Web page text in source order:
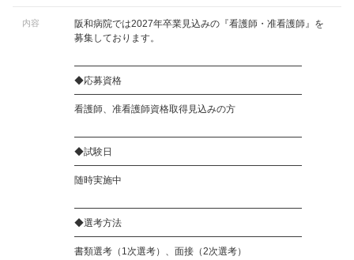
内容
阪和病院では2027年卒業見込みの『看護師・准看護師』を
募集しております。
━━━━━━━━━━━━━━━━━━━━━━━━
◆応募資格
━━━━━━━━━━━━━━━━━━━━━━━━
看護師、准看護師資格取得見込みの方
━━━━━━━━━━━━━━━━━━━━━━━━
◆試験日
━━━━━━━━━━━━━━━━━━━━━━━━
随時実施中
━━━━━━━━━━━━━━━━━━━━━━━━
◆選考方法
━━━━━━━━━━━━━━━━━━━━━━━━
書類選考（1次選考）、面接（2次選考）